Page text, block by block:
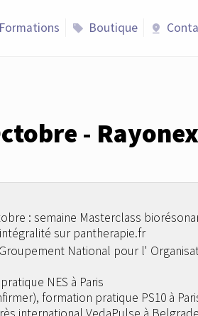
Formations sell Boutique pin_drop
-
: semaine Masterclass
sur pantherapie.fr
National pour l'
NES à Paris
formation pratique PS10 à